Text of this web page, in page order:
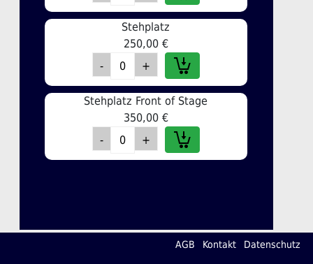
Stehplatz
250,00 €
Stehplatz Front of Stage
350,00 €
AGB Kontakt Datenschutz